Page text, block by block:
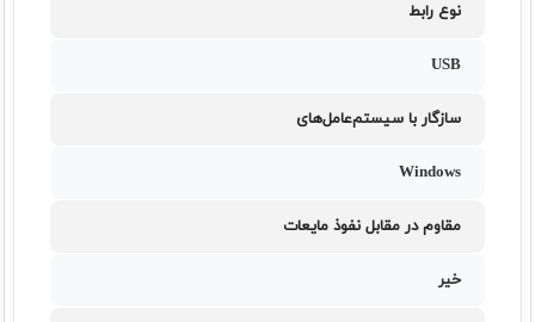
نوع رابط
USB
سازگار با سیستم‌عامل‌های
Windows
مقاوم در مقابل نفوذ مایعات
خیر